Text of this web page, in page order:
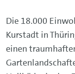
Die 18.000
Kurstadt in
einen